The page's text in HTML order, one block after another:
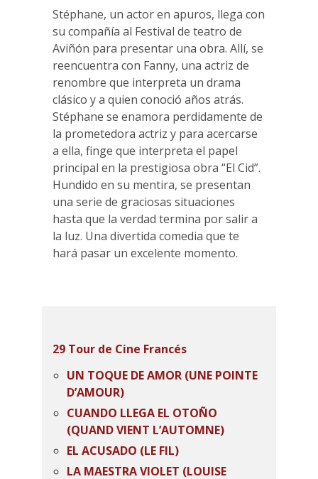
Stéphane, un actor en apuros, llega con
su compañía al Festival de teatro de
Aviñón para presentar una obra. Allí, se
reencuentra con Fanny, una actriz de
renombre que interpreta un drama
clásico y a quien conoció años atrás.
Stéphane se enamora perdidamente de
la prometedora actriz y para acercarse
a ella, finge que interpreta el papel
principal en la prestigiosa obra “El Cid”.
Hundido en su mentira, se presentan
una serie de graciosas situaciones
hasta que la verdad termina por salir a
la luz. Una divertida comedia que te
hará pasar un excelente momento.
29 Tour de Cine Francés
UN TOQUE DE AMOR (UNE POINTE
D’AMOUR)
CUANDO LLEGA EL OTOÑO
(QUAND VIENT L’AUTOMNE)
EL ACUSADO (LE FIL)
LA MAESTRA VIOLET (LOUISE